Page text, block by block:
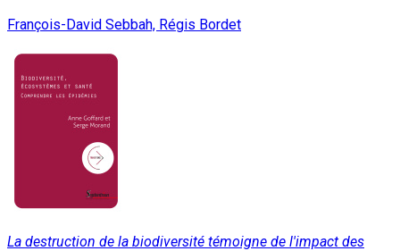
François-David Sebbah, Régis Bordet
La destruction de la biodiversité témoigne de l'impact des